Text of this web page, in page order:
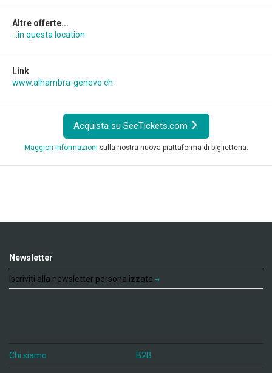
Altre offerte...
...in questa location
Link
www.alhambra-geneve.ch
Acquista su SeeTickets.com
Maggiori informazioni sulla nostra nuova piattaforma di biglietteria.
Newsletter
Iscriviti alla newsletter personalizzata
Chi siamo B2B